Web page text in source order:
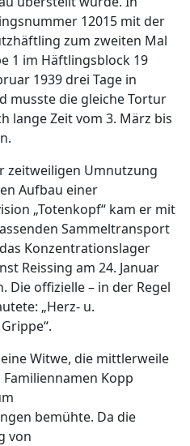
12015 mit der
zum zweiten Mal
1 im Häftlingsblock 19
1939 drei Tage in
musste die gleiche Tortur
lange Zeit vom 3. März bis
zeitweiligen Umnutzung
Aufbau einer
„Totenkopf“ kam er mit
Sammeltransport
Konzentrationslager
Reissing am 24. Januar
Die offizielle – in der Regel
„Herz- u.
Witwe, die mittlerweile
Kopp
bemühte. Da die
von